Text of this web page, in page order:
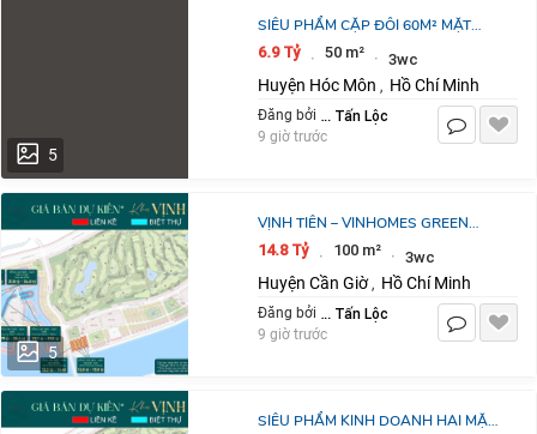
5
SIÊU PHẨM CẶP ĐÔI 60M² MẶT
TIỀN 6M – ĐỐI DIỆN LÀNG THỜI
TRANG VINHOEMS HÓC MÔN
6.9 Tỷ · 50 m² · 3wc
Huyện Hóc Môn , Hồ Chí Minh
Đăng bởi Nguyễn Tấn Lộc
9 giờ trước
5
VỊNH TIÊN – VINHOMES GREEN
PARADISE CẦN GIỜ CƠ HỘI SỞ
HỮU CĂN ĐẸP NGHỈ DƯỠNG & ĐẦU
TƯ TẠI PHÂN KHU
14.8 Tỷ · 100 m² · 3wc
Huyện Cần Giờ , Hồ Chí Minh
Đăng bởi Nguyễn Tấn Lộc
9 giờ trước
SIÊU PHẨM KINH DOANH HAI MẶT